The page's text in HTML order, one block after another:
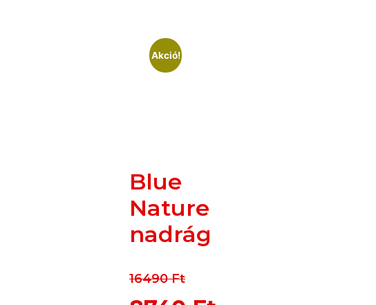
Akció!
Blue
Nature
nadrág
16490Ft